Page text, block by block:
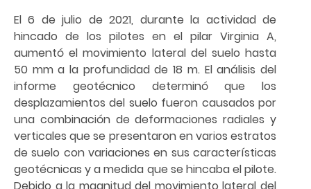
El 6 de julio de 2021, durante la actividad de
hincado de los pilotes en el pilar Virginia A,
aumentó el movimiento lateral del suelo hasta
50 mm a la profundidad de 18 m. El análisis del
informe geotécnico determinó que los
desplazamientos del suelo fueron causados por
una combinación de deformaciones radiales y
verticales que se presentaron en varios estratos
de suelo con variaciones en sus características
geotécnicas y a medida que se hincaba el pilote.